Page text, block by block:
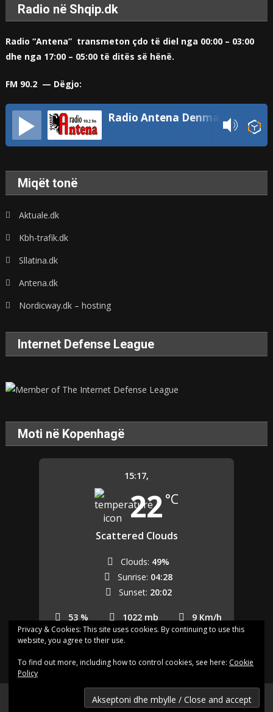
Radio në Shqip.dk
Radio “Antena” transmeton çdo të diel nga 00:00 – 03:00
dhe nga 17:00 – 05:00 të ditës së hënë.
FM 90.2 — Dëgjo:
Radio Antena Denmark
Miqët tonë
Aktuale.dk
Kbh-trafik.dk
Sllatina.dk
Antena.dk
Nordicway.dk – hosting
Internet Defense League
Moti në Kopenhagë
15:17,
22 °C
Scattered Clouds
53 % 1022 mb 9 Km/h
Clouds: 49%
Sunrise: 04:28
Sunset: 20:02
Last updated: 15:09
Shqip.dk - Lajme të zgjedhura për Ju
Shqip.dk ne facebok
Kontakto shqip.dk
Privacy & Cookies: This site uses cookies. By continuing to use this
website, you agree to their use.
To find out more, including how to control cookies, see here: Cookie
Policy